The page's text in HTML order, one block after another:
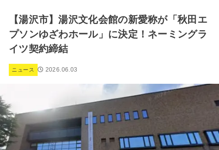
【湯沢市】湯沢文化会館の新愛称が「秋田エ
プソンゆざわホール」に決定！ネーミングラ
イツ契約締結
ニュース 2026.06.03